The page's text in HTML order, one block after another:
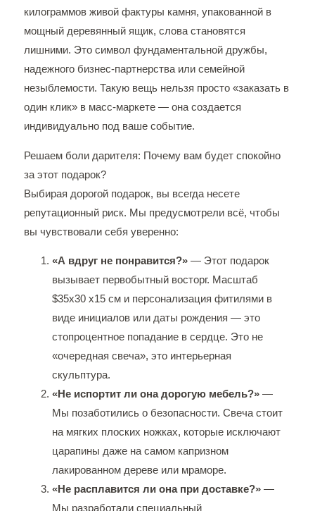
килограммов живой фактуры камня, упакованной в
мощный деревянный ящик, слова становятся
лишними. Это символ фундаментальной дружбы,
надежного бизнес-партнерства или семейной
незыблемости. Такую вещь нельзя просто «заказать в
один клик» в масс-маркете — она создается
индивидуально под ваше событие.
Решаем боли дарителя: Почему вам будет спокойно
за этот подарок?
Выбирая дорогой подарок, вы всегда несете
репутационный риск. Мы предусмотрели всё, чтобы
вы чувствовали себя уверенно:
«А вдруг не понравится?» — Этот подарок
вызывает первобытный восторг. Масштаб
$35х30 х15 см и персонализация фитилями в
виде инициалов или даты рождения — это
стопроцентное попадание в сердце. Это не
«очередная свеча», это интерьерная
скульптура.
«Не испортит ли она дорогую мебель?» —
Мы позаботились о безопасности. Свеча стоит
на мягких плоских ножках, которые исключают
царапины даже на самом капризном
лакированном дереве или мраморе.
«Не расплавится ли она при доставке?» —
Мы разработали специальный